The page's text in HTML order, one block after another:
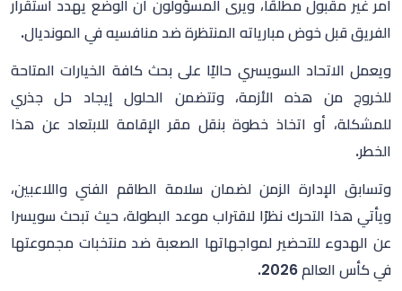
أمر غير مقبول مطلقًا، ويرى المسؤولون أن الوضع يهدد استقرار
الفريق قبل خوض مبارياته المنتظرة ضد منافسيه في المونديال.
ويعمل الاتحاد السويسري حاليًا على بحث كافة الخيارات المتاحة
للخروج من هذه الأزمة، وتتضمن الحلول إيجاد حل جذري
للمشكلة، أو اتخاذ خطوة بنقل مقر الإقامة للابتعاد عن هذا
الخطر.
وتسابق الإدارة الزمن لضمان سلامة الطاقم الفني واللاعبين،
ويأتي هذا التحرك نظرًا لاقتراب موعد البطولة، حيث تبحث سويسرا
عن الهدوء للتحضير لمواجهاتها الصعبة ضد منتخبات مجموعتها
في كأس العالم 2026.